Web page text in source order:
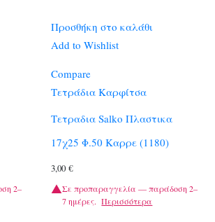
2–
Προσθήκη στο καλάθι
Add to Wishlist
Compare
Τετράδια Καρφίτσα
Τετραδια Salko Πλαστικα
17χ25 Φ.50 Καρρε (1180)
3,00€
Σε προπαραγγελία — παράδοση 2–
7 ημέρες. Περισσότερα